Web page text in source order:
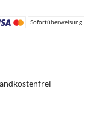
Sofortüberweisung